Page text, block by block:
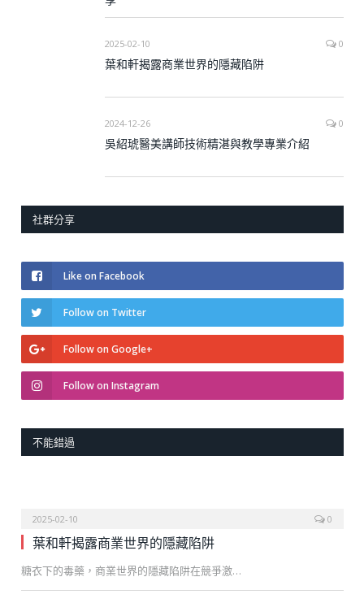
2025-02-10 0
葉和軒揭露商業世界的隱藏陷阱
2024-12-26 0
吳紹琥醫美講師技術精湛與教學專業介紹
社群分享
Like on Facebook
Follow on Twitter
Follow on Google+
Follow on Instagram
不能錯過
2025-02-10 0
葉和軒揭露商業世界的隱藏陷阱
糖衣下的毒藥，商業世界的隱藏陷阱在競爭激…